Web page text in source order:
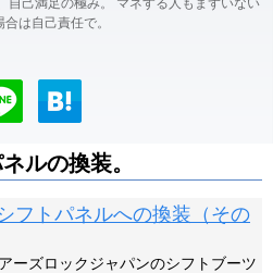
自己満足の極み。 マネする人もまずいない
は自己責任で。
ルの換装。
フトパネルへの換装（その
ーズロックジャパンのシフトブーツ